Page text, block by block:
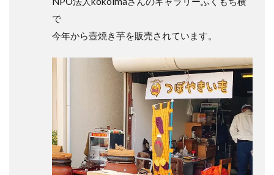
で
今年から壺焼き芋を販売されています。